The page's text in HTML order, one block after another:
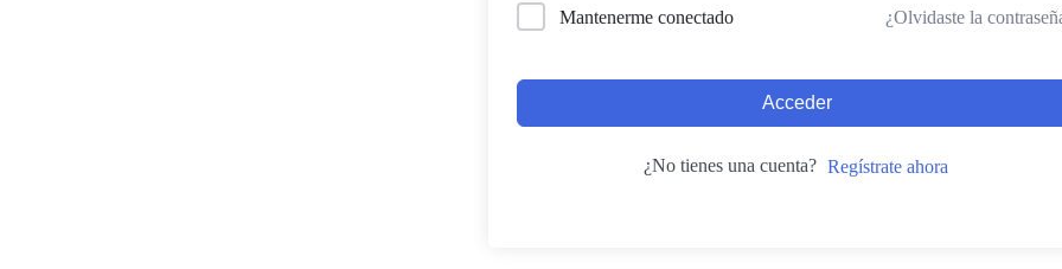
Mantenerme conectado ¿Olvidaste la
Acceder
¿No tienes una cuenta? Regístrate ahora